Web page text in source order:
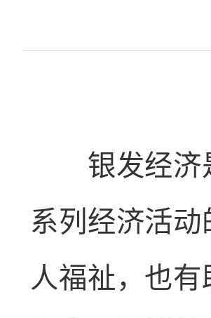
银发经济是
系列经济活
人福祉，也